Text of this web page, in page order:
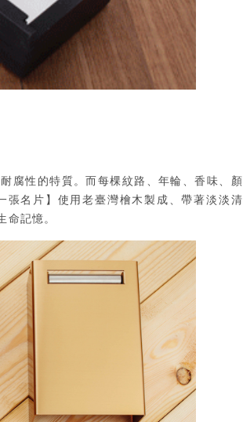
腐性的特質。而每棵紋路、年輪、香味、顏
張名片】使用老臺灣檜木製成、帶著淡淡清
記憶。